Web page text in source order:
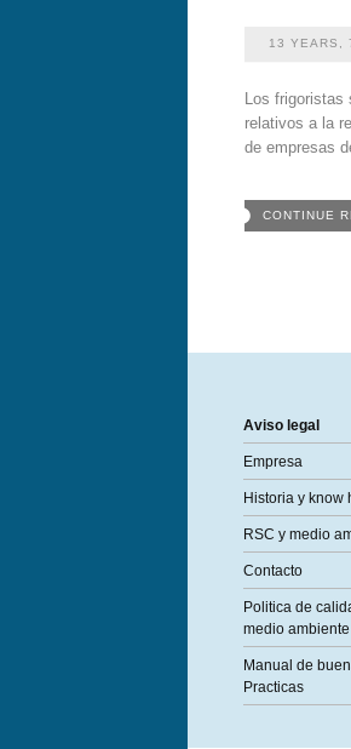
13 YEARS,
Los frigoristas
relativos a la
de empresas
CONTINUE
Aviso legal
Empresa
Historia y know
RSC y medio
Contacto
Politica de
medio ambiente
Manual de
Practicas